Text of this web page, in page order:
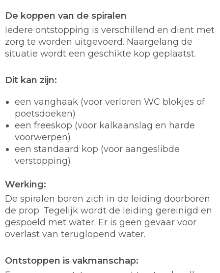
De koppen van de spiralen
Iedere ontstopping is verschillend en dient met
zorg te worden uitgevoerd. Naargelang de
situatie wordt een geschikte kop geplaatst.
Dit kan zijn:
een vanghaak (voor verloren WC blokjes of
poetsdoeken)
een freeskop (voor kalkaanslag en harde
voorwerpen)
een standaard kop (voor aangeslibde
verstopping)
Werking:
De spiralen boren zich in de leiding doorboren
de prop. Tegelijk wordt de leiding gereinigd en
gespoeld met water. Er is geen gevaar voor
overlast van teruglopend water.
Ontstoppen is vakmanschap: